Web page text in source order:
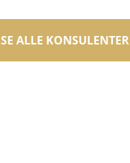
SE ALLE KONSULENTER